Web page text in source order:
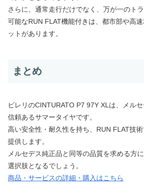
さらに、通常走行だけでなく、万が一のト
可能なRUN FLAT機能付きは、都市部や高
ットがあります。
まとめ
ピレリのCINTURATO P7 97Y XLは、メル
信頼あるサマータイヤです。
高い安全性・耐久性を持ち、RUN FLAT技
提供します。
メルセデス純正品と同等の品質を求める方
選択肢となるでしょう。
商品・サービスの詳細・購入はこちら